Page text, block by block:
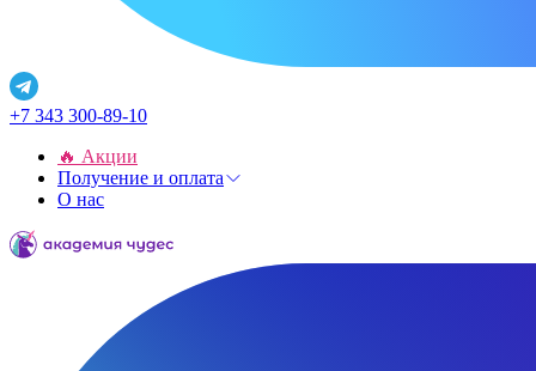
+7 343 300-89-10
🔥 Акции
Получение и оплата
О нас